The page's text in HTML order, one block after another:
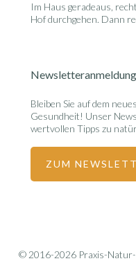
Im Haus geradeaus,
Hof durchgehen. Dann
Newsletteranmeldung
Bleiben Sie auf dem
Gesundheit! Unser
wertvollen Tipps zu
ZUM
© 2016-2026 Praxis-Natur-